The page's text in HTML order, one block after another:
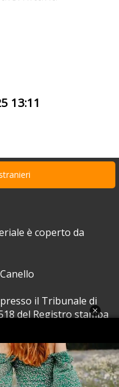
13:11
è coperto da
il Tribunale di
del Registro stampa